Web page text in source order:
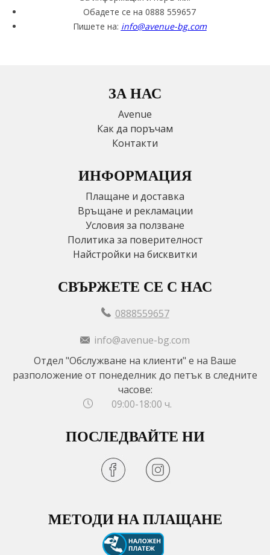
Обадете се на 0888 559657
Пишете на: info@avenue-bg.com
ЗА НАС
Avenue
Как да поръчам
Контакти
ИНФОРМАЦИЯ
Плащане и доставка
Връщане и рекламации
Условия за ползване
Политика за поверителност
Найстройки на бисквитки
СВЪРЖЕТЕ СЕ С НАС
0888559657
info@avenue-bg.com
Отдел "Обслужване на клиенти" е на Ваше
разположение от понеделник до петък в следните
часове:
09:00-18:00 ч.
ПОСЛЕДВАЙТЕ НИ
МЕТОДИ НА ПЛАЩАНЕ